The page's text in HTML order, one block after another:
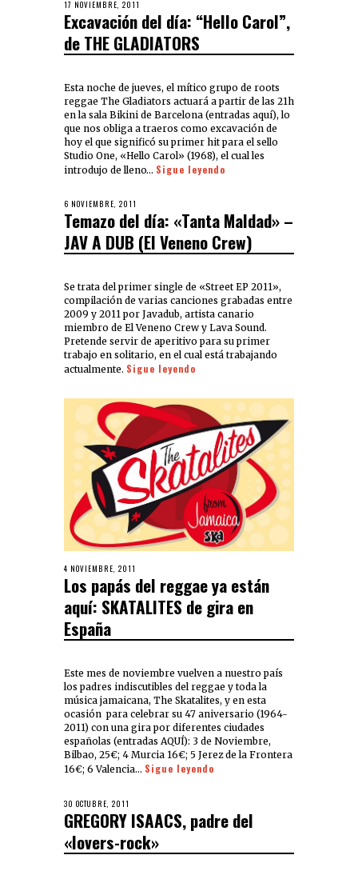
17 NOVIEMBRE, 2011
Excavación del día: “Hello Carol”,
de THE GLADIATORS
Esta noche de jueves, el mítico grupo de roots
reggae The Gladiators actuará a partir de las 21h
en la sala Bikini de Barcelona (entradas aquí), lo
que nos obliga a traeros como excavación de
hoy el que significó su primer hit para el sello
Studio One, «Hello Carol» (1968), el cual les
introdujo de lleno… Sigue leyendo
6 NOVIEMBRE, 2011
Temazo del día: «Tanta Maldad» –
JAV A DUB (El Veneno Crew)
Se trata del primer single de «Street EP 2011»,
compilación de varias canciones grabadas entre
2009 y 2011 por Javadub, artista canario
miembro de El Veneno Crew y Lava Sound.
Pretende servir de aperitivo para su primer
trabajo en solitario, en el cual está trabajando
actualmente. Sigue leyendo
4 NOVIEMBRE, 2011
Los papás del reggae ya están
aquí: SKATALITES de gira en
España
Este mes de noviembre vuelven a nuestro país
los padres indiscutibles del reggae y toda la
música jamaicana, The Skatalites, y en esta
ocasión para celebrar su 47 aniversario (1964-
2011) con una gira por diferentes ciudades
españolas (entradas AQUÍ): 3 de Noviembre,
Bilbao, 25€; 4 Murcia 16€; 5 Jerez de la Frontera
16€; 6 Valencia… Sigue leyendo
30 OCTUBRE, 2011
GREGORY ISAACS, padre del
«lovers-rock»